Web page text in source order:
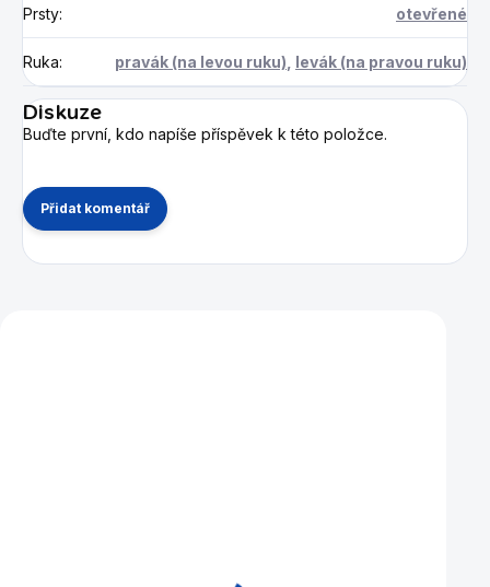
Prsty: otevřené
Ruka: pravák (na levou ruku) levák (na pravou ruku)
Diskuze
Buďte první, kdo napíše příspěvek k této položce.
Přidat komentář